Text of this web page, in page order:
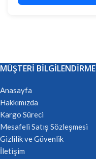
MÜŞTERI BILGILENDIRME
Anasayfa
Hakkımızda
Kargo Süreci
Mesafeli Satış Sözleşmesi
Gizlilik ve Güvenlik
İletişim